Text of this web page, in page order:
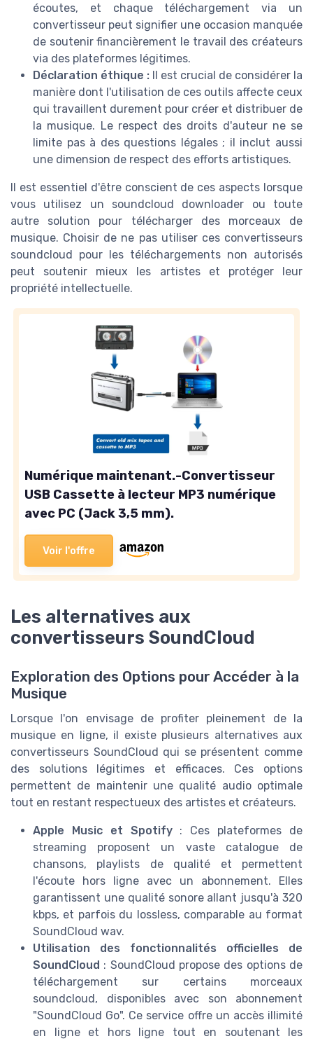
écoutes, et chaque téléchargement via un
convertisseur peut signifier une occasion manquée
de soutenir financièrement le travail des créateurs
via des plateformes légitimes.
Déclaration éthique : Il est crucial de considérer la
manière dont l'utilisation de ces outils affecte ceux
qui travaillent durement pour créer et distribuer de
la musique. Le respect des droits d'auteur ne se
limite pas à des questions légales ; il inclut aussi
une dimension de respect des efforts artistiques.
Il est essentiel d'être conscient de ces aspects lorsque
vous utilisez un soundcloud downloader ou toute
autre solution pour télécharger des morceaux de
musique. Choisir de ne pas utiliser ces convertisseurs
soundcloud pour les téléchargements non autorisés
peut soutenir mieux les artistes et protéger leur
propriété intellectuelle.
Numérique maintenant.-Convertisseur
USB Cassette à lecteur MP3 numérique
avec PC (Jack 3,5 mm).
Voir l'offre
Les alternatives aux
convertisseurs SoundCloud
Exploration des Options pour Accéder à la
Musique
Lorsque l'on envisage de profiter pleinement de la
musique en ligne, il existe plusieurs alternatives aux
convertisseurs SoundCloud qui se présentent comme
des solutions légitimes et efficaces. Ces options
permettent de maintenir une qualité audio optimale
tout en restant respectueux des artistes et créateurs.
Apple Music et Spotify: Ces plateformes de
streaming proposent un vaste catalogue de
chansons, playlists de qualité et permettent
l'écoute hors ligne avec un abonnement. Elles
garantissent une qualité sonore allant jusqu'à 320
kbps, et parfois du lossless, comparable au format
SoundCloud wav.
Utilisation des fonctionnalités officielles de
SoundCloud : SoundCloud propose des options de
téléchargement sur certains morceaux
soundcloud, disponibles avec son abonnement
"SoundCloud Go". Ce service offre un accès illimité
en ligne et hors ligne tout en soutenant les